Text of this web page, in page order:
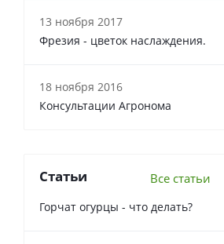
13 ноября 2017
Фрезия - цветок наслаждения.
18 ноября 2016
Консультации Агронома
Статьи Все статьи
Горчат огурцы - что делать?